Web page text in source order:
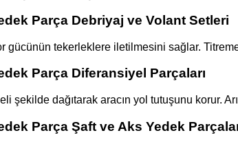
Parça Debriyaj ve Volant Setleri
gücünün tekerleklere iletilmesini sağlar.
Parça Diferansiyel Parçaları
şekilde dağıtarak aracın yol tutuşunu korur.
Parça Şaft ve Aks Yedek